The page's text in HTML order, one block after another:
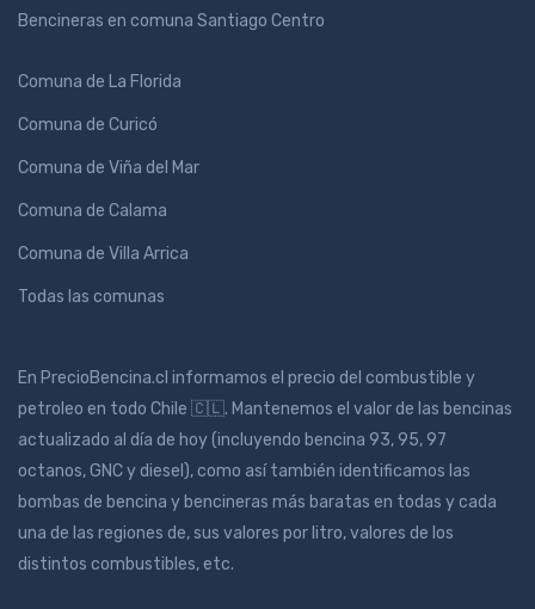
Bencineras en comuna Santiago Centro
Comuna de La Florida
Comuna de Curicó
Comuna de Viña del Mar
Comuna de Calama
Comuna de Villa Arrica
Todas las comunas
En PrecioBencina.cl informamos el precio del combustible y
petroleo en todo Chile 🇨🇱. Mantenemos el valor de las bencinas
actualizado al día de hoy (incluyendo bencina 93, 95, 97
octanos, GNC y diesel), como así también identificamos las
bombas de bencina y bencineras más baratas en todas y cada
una de las regiones de, sus valores por litro, valores de los
distintos combustibles, etc.